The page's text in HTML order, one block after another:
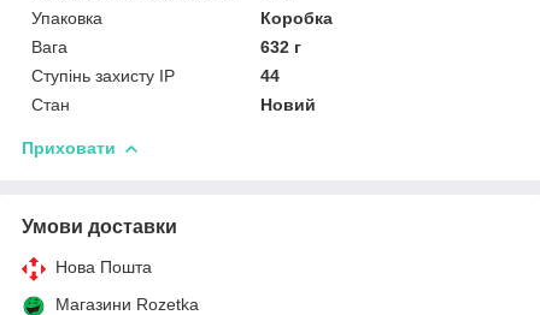
Упаковка
Коробка
Вага
632 г
Ступінь захисту IP
44
Стан
Новий
Приховати
Умови доставки
Нова Пошта
Магазини Rozetka